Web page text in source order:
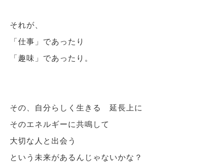
それが、
「仕事」であったり
「趣味」であったり。
その、自分らしく生きる 延長上に
そのエネルギーに共鳴して
大切な人と出会う
という未来があるんじゃないかな？